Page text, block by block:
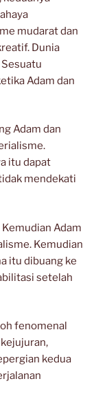
mudarat dan
Dunia
Adam dan
Adam dan
itu dapat
mendekati
Adam
Kemudian
itu dibuang ke
setelah
fenomenal
kedua